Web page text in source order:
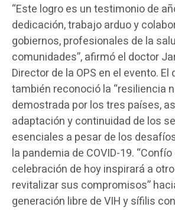
“Este logro es un testimonio de
dedicación, trabajo arduo y
gobiernos, profesionales de la
comunidades”, afirmó el doctor
Director de la OPS en el evento.
también reconoció la “resiliencia
demostrada por los tres países,
adaptación y continuidad de los
esenciales a pesar de los
la pandemia de COVID-19.
celebración de hoy inspirará a
revitalizar sus compromisos”
generación libre de VIH y sífilis